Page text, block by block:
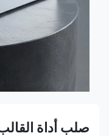
صلب أداة القالب